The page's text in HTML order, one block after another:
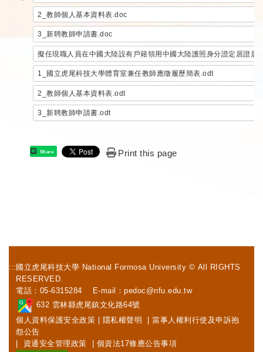
2_教師個人基本資料表.doc
3_新聘教師申請書.doc
擬任現職人員在中國大陸設有戶籍領用中國大陸護照身分證定居證居
1_國立虎尾科技大學體育室兼任教師應徵履歷簡表.odt
2_教師個人基本資料表.odt
3_新聘教師申請書.odt
Share Print this page
:::國立虎尾科技大學 National Formosa University © All RIGHTS
RESERVED.
電話：05-6315284 E-mail：pedoc@nfu.edu.tw
632 雲林縣虎尾鎮文化路64號
個人資料保護安全政策
隱私權聲明 |當事人權利行使及申訴抱
怨公告
資通安全管理政策 個資法17條應公告事項